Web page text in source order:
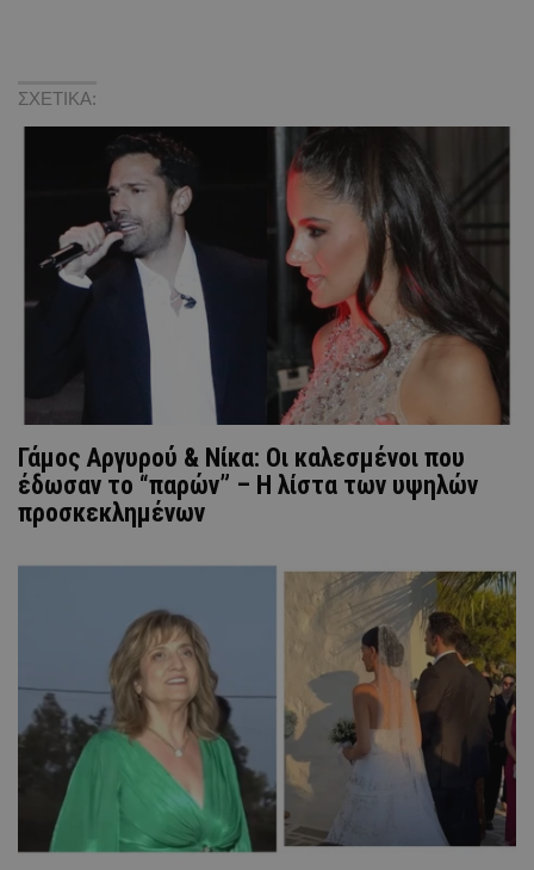
ΣΧΕΤΙΚΑ:
Γάμος Αργυρού & Νίκα: Οι καλεσμένοι που
έδωσαν το “παρών” – Η λίστα των υψηλών
προσκεκλημένων